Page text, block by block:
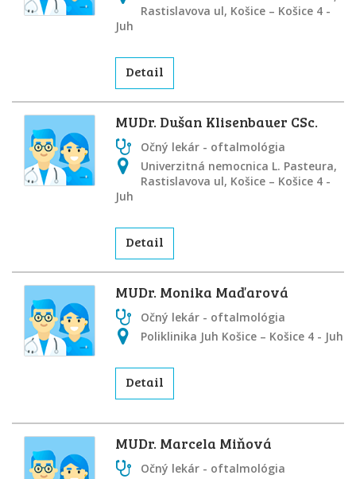
Rastislavova ul, Košice – Košice 4 -
Juh
Detail
MUDr. Dušan Klisenbauer CSc.
Očný lekár - oftalmológia
Univerzitná nemocnica L. Pasteura,
Rastislavova ul, Košice – Košice 4 -
Juh
Detail
MUDr. Monika Maďarová
Očný lekár - oftalmológia
Poliklinika Juh Košice – Košice 4 - Juh
Detail
MUDr. Marcela Miňová
Očný lekár - oftalmológia